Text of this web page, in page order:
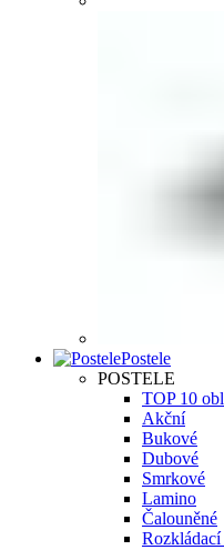
Postele
POSTELE
TOP 10
Akční
Bukové
Dubové
Smrkové
Lamino
Čalouněné